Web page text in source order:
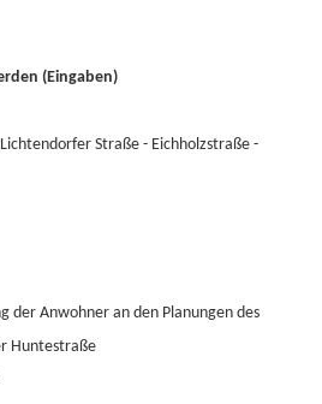
(Eingaben)
Straße - Eichholzstraße -
der Anwohner an den Planungen des
Huntestraße